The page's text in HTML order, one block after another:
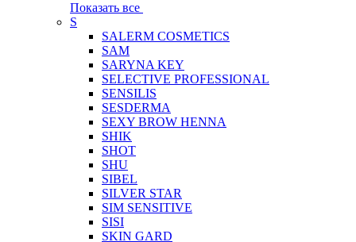
Показать все
S
SALERM COSMETICS
SAM
SARYNA KEY
SELECTIVE PROFESSIONAL
SENSILIS
SESDERMA
SEXY BROW HENNA
SHIK
SHOT
SHU
SIBEL
SILVER STAR
SIM SENSITIVE
SISI
SKIN GARD